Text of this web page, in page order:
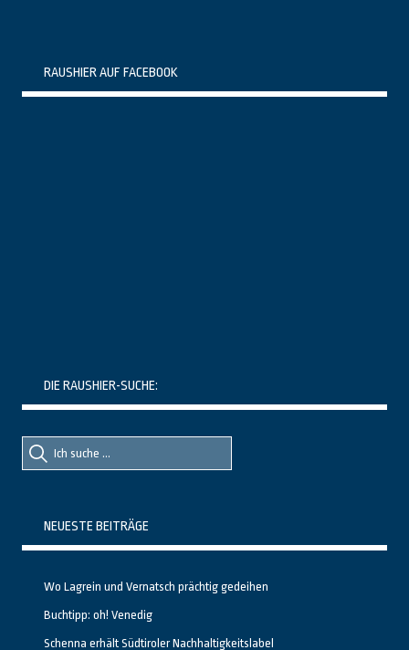
RAUSHIER AUF FACEBOOK
DIE RAUSHIER-SUCHE:
Suche
nach::
Suche
nach:
NEUESTE BEITRÄGE
Wo Lagrein und Vernatsch prächtig gedeihen
Buchtipp: oh! Venedig
Schenna erhält Südtiroler Nachhaltigkeitslabel